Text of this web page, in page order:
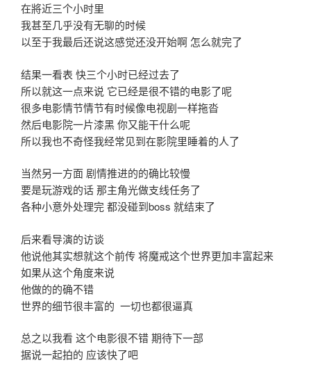
在將近三个小时里
我甚至几乎没有无聊的时候
以至于我最后还说这感觉还没开始啊 怎么就完了
结果一看表 快三个小时已经过去了
所以就这一点来说 它已经是很不错的电影了呢
很多电影情节情节有时候像电视剧一样拖沓
然后电影院一片漆黑 你又能干什么呢
所以我也不奇怪我经常见到在影院里睡着的人了
当然另一方面 剧情推进的的确比较慢
要是玩游戏的话 那主角光做支线任务了
各种小意外处理完 都没碰到boss 就结束了
后来看导演的访谈
他说他其实想就这个前传 将魔戒这个世界更加丰富起来
如果从这个角度来说
他做的的确不错
世界的细节很丰富的 一切也都很逼真
总之以我看 这个电影很不错 期待下一部
据说一起拍的 应该快了吧